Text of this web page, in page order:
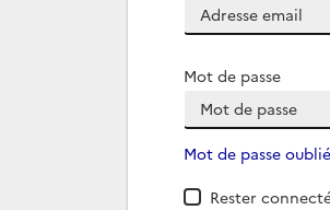
Mot de passe
Mot de passe oublié
Rester